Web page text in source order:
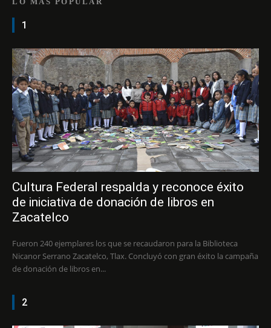
1
Cultura Federal respalda y reconoce éxito
de iniciativa de donación de libros en
Zacatelco
Fueron 240 ejemplares los que se recaudaron para la Biblioteca
Nicanor Serrano Zacatelco, Tlax. Concluyó con gran éxito la campaña
de donación de libros en...
2